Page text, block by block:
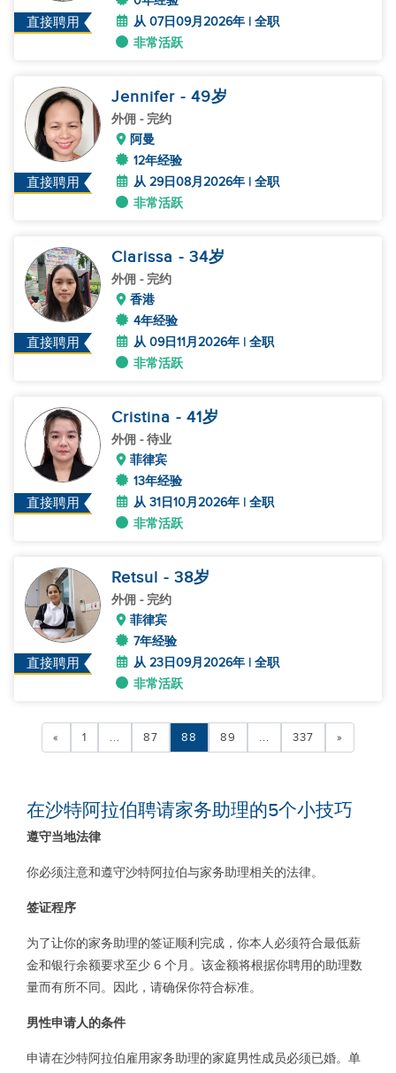
直接聘用
从 07日09月2026年 | 全职
非常活跃
直接聘用
Jennifer - 49岁
外佣 - 完约
阿曼
12年经验
从 29日08月2026年 | 全职
非常活跃
直接聘用
Clarissa - 34岁
外佣 - 完约
香港
4年经验
从 09日11月2026年 | 全职
非常活跃
直接聘用
Cristina - 41岁
外佣 - 待业
菲律宾
13年经验
从 31日10月2026年 | 全职
非常活跃
直接聘用
Retsul - 38岁
外佣 - 完约
菲律宾
7年经验
从 23日09月2026年 | 全职
非常活跃
« 1 ... 87 88 89 ... 337 »
在沙特阿拉伯聘请家务助理的5个小技巧
遵守当地法律
你必须注意和遵守沙特阿拉伯与家务助理相关的法律。
签证程序
为了让你的家务助理的签证顺利完成，你本人必须符合最低薪
金和银行余额要求至少 6 个月。该金额将根据你聘用的助理数
量而有所不同。因此，请确保你符合标准。
男性申请人的条件
申请在沙特阿拉伯雇用家务助理的家庭男性成员必须已婚。单